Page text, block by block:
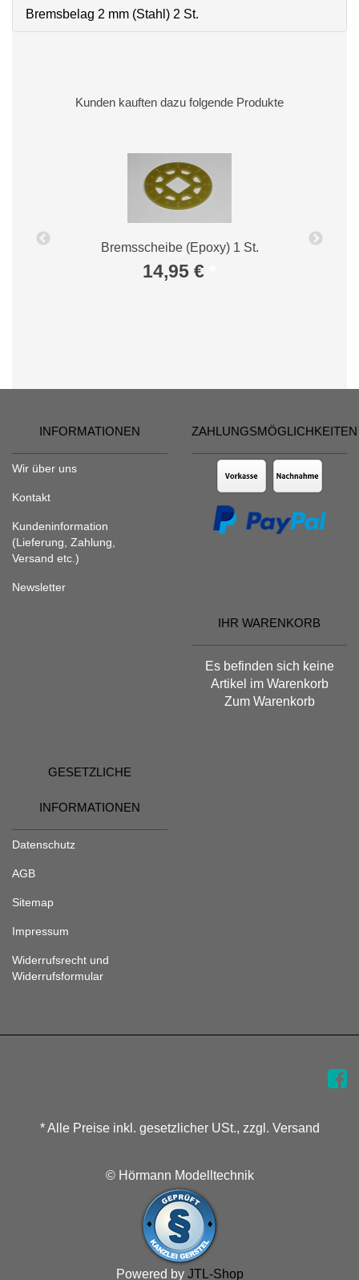
Bremsbelag 2 mm (Stahl) 2 St.
Kunden kauften dazu folgende Produkte
Bremsscheibe (Epoxy) 1 St.
14,95 €
INFORMATIONEN
Wir über uns
Kontakt
Kundeninformation
(Lieferung, Zahlung,
Versand etc.)
Newsletter
ZAHLUNGSMÖGLICHKEITEN
IHR WARENKORB
Es befinden sich keine
Artikel im Warenkorb
Zum Warenkorb
GESETZLICHE
INFORMATIONEN
Datenschutz
AGB
Sitemap
Impressum
Widerrufsrecht und
Widerrufsformular
* Alle Preise inkl. gesetzlicher USt., zzgl. Versand
© Hörmann Modelltechnik
Powered by JTL-Shop